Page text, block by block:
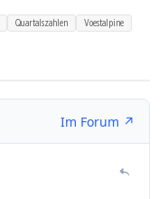
Quartalszahlen Voestalpine